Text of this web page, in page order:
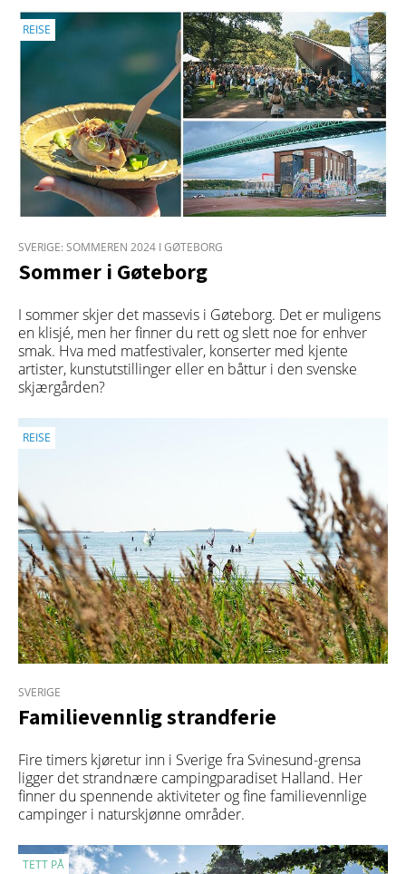
REISE
SVERIGE: SOMMEREN 2024 I GØTEBORG
Sommer i Gøteborg
I sommer skjer det massevis i Gøteborg. Det er muligens
en klisjé, men her finner du rett og slett noe for enhver
smak. Hva med matfestivaler, konserter med kjente
artister, kunstutstillinger eller en båttur i den svenske
skjærgården?
REISE
SVERIGE
Familievennlig strandferie
Fire timers kjøretur inn i Sverige fra Svinesund-grensa
ligger det strandnære campingparadiset Halland. Her
finner du spennende aktiviteter og fine familievennlige
campinger i naturskjønne områder.
TETT PÅ